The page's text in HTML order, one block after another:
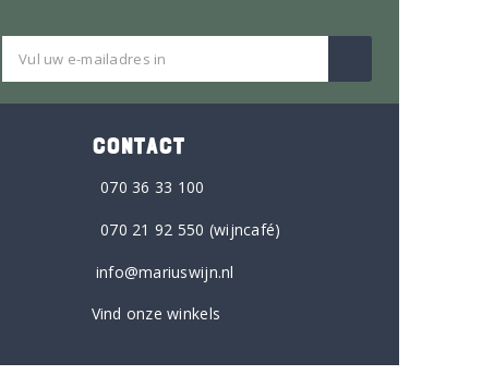
CONTACT
070 36 33 100
070 21 92 550 (wijncafé)
info@mariuswijn.nl
Vind onze winkels